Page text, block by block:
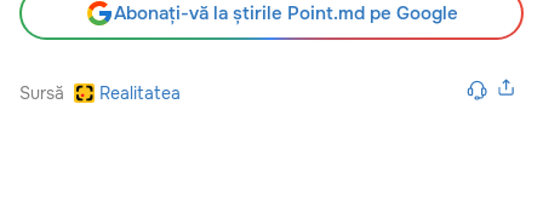
Abonați-vă la știrile Point.md pe Google
Sursă Realitatea